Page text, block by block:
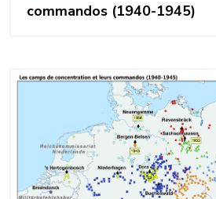
commandos (1940-1945)